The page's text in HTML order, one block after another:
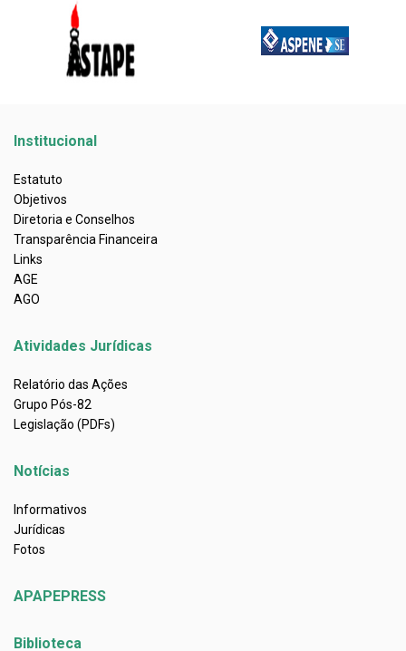
Institucional
Estatuto
Objetivos
Diretoria e Conselhos
Transparência Financeira
Links
AGE
AGO
Atividades Jurídicas
Relatório das Ações
Grupo Pós-82
Legislação (PDFs)
Notícias
Informativos
Jurídicas
Fotos
APAPEPRESS
Biblioteca